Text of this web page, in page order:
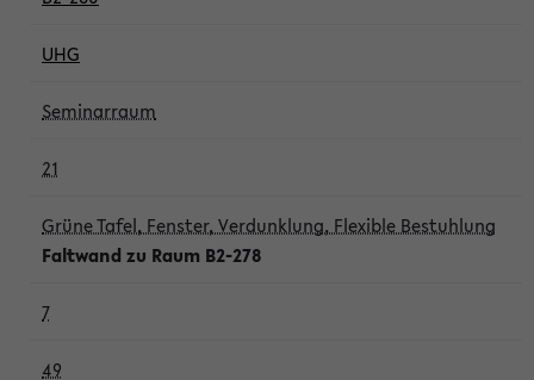
UHG
Seminarraum
21
Grüne Tafel, Fenster, Verdunklung, Flexible Bestuhlung
Faltwand zu Raum B2-278
7
49